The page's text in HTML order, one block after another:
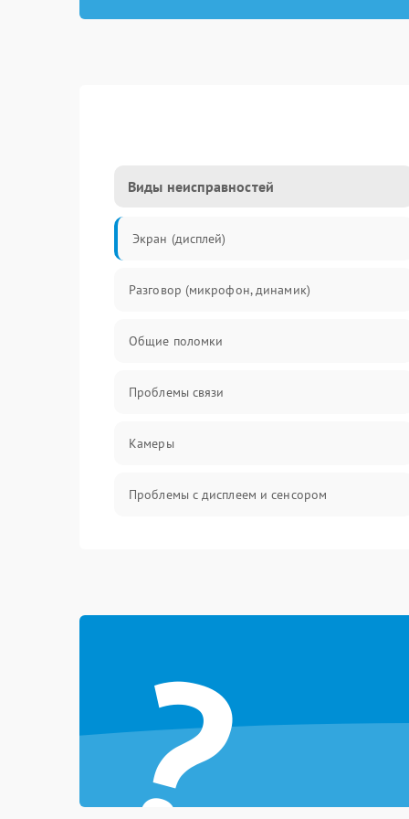
Виды неисправностей
Экран (дисплей)
Разговор (микрофон, динамик)
Общие поломки
Проблемы связи
Камеры
Проблемы с дисплеем и сенсором
аккумулятором
?